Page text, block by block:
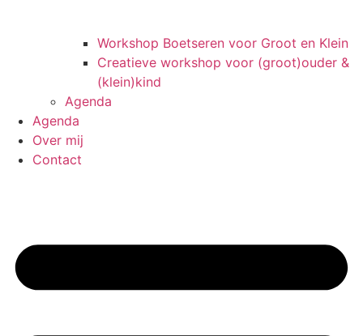
Workshop Boetseren voor Groot en Klein
Creatieve workshop voor (groot)ouder &
(klein)kind
Agenda
Agenda
Over mij
Contact